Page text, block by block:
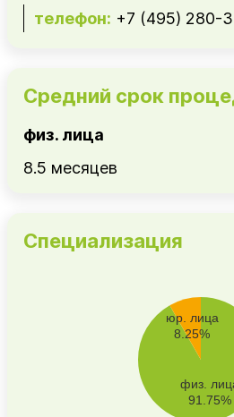
телефон: +7 (495) 280-
Средний срок
физ. лица
8.5 месяцев
Специализация